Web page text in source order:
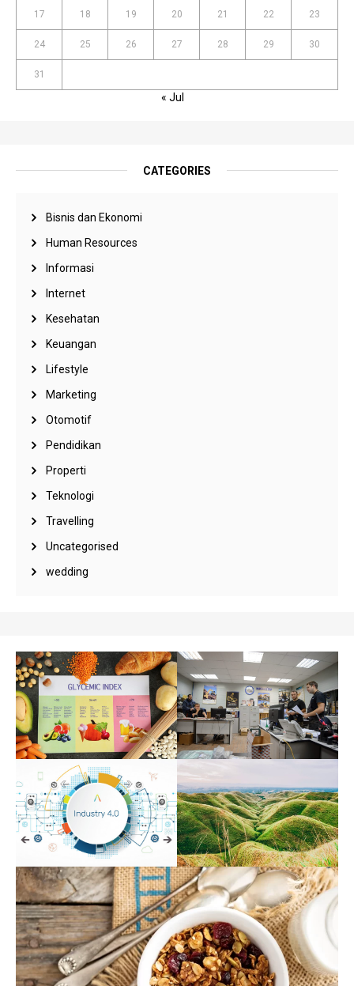
17 18 19 20 21 22 23
24 25 26 27 28 29 30
31
« Jul
CATEGORIES
Bisnis dan Ekonomi
Human Resources
Informasi
Internet
Kesehatan
Keuangan
Lifestyle
Marketing
Otomotif
Pendidikan
Properti
Teknologi
Travelling
Uncategorised
wedding